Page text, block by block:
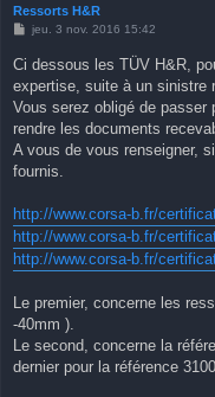
Ressorts H&R
M
s
a
g
e
jeu. 3 nov. 2016 15:42
Ci dessous les TÜV H&R,
expertise, suite à un sinistre
Vous serez obligé de passer
rendre les documents
A vous de vous renseigner,
fournis.
http://www.corsa-b.fr/
http://www.corsa-b.fr/
http://www.corsa-b.fr/
Le premier, concerne les
-40mm ).
Le second, concerne la
dernier pour la référence